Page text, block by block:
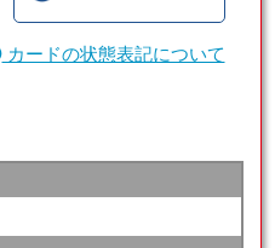
カードの状態表記について